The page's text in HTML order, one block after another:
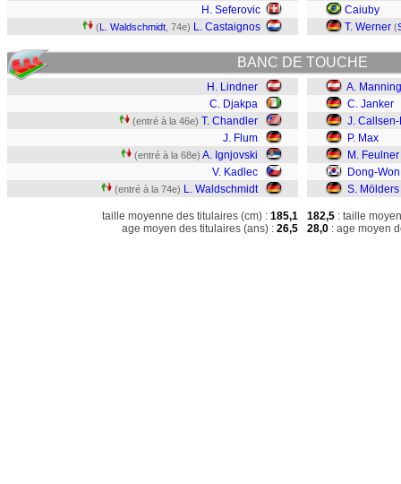
H. Seferovic
(L. Waldschmidt , 74e) L. Castaignos
Caiuby
T. Werner (
BANC DE TOUCHE
H. Lindner
C. Djakpa
(entré à la 46e) T. Chandler
J. Flum
(entré à la 68e) A. Ignjovski
V. Kadlec
(entré à la 74e) L. Waldschmidt
taille moyenne des titulaires (cm) : 185,1
age moyen des titulaires (ans) : 26,5
A.
C. Janker
J.
P. Max
M. Feulner
Dong-
S. Mölders
182,5 : taille
28,0 : age moyen